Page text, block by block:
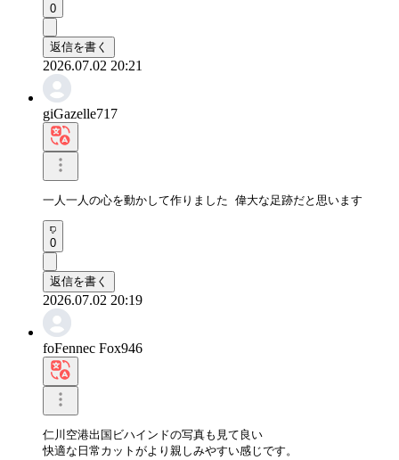
0
返信を書く
2026.07.02 20:21
giGazelle717
一人一人の心を動かして作りました 偉大な足跡だと思います
0
返信を書く
2026.07.02 20:19
foFennec Fox946
仁川空港出国ビハインドの写真も見て良い
快適な日常カットがより親しみやすい感じです。